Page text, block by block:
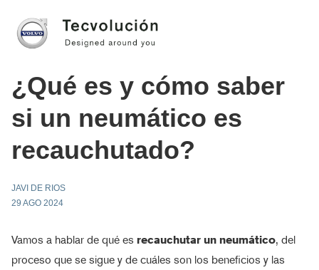
¿Qué es y cómo saber
si un neumático es
recauchutado?
JAVI DE RIOS
29 AGO 2024
Vamos a hablar de qué es recauchutar un neumático, del
proceso que se sigue y de cuáles son los beneficios y las